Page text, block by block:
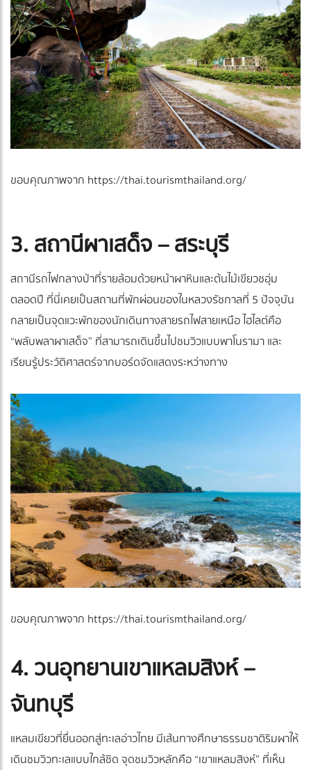
ขอบคุณภาพจาก https://thai.tourismthailand.org/
3. สถานีผาเสด็จ – สระบุรี
สถานีรถไฟกลางป่าที่รายล้อมด้วยหน้าผาหินและต้นไม้เขียวชอุ่ม
ตลอดปี ที่นี่เคยเป็นสถานที่พักผ่อนของในหลวงรัชกาลที่ 5 ปัจจุบัน
กลายเป็นจุดแวะพักของนักเดินทางสายรถไฟสายเหนือ ไฮไลต์คือ
“พลับพลาผาเสด็จ” ที่สามารถเดินขึ้นไปชมวิวแบบพาโนรามา และ
เรียนรู้ประวัติศาสตร์จากบอร์ดจัดแสดงระหว่างทาง
ขอบคุณภาพจาก https://thai.tourismthailand.org/
4. วนอุทยานเขาแหลมสิงห์ –
จันทบุรี
แหลมเขียวที่ยื่นออกสู่ทะเลอ่าวไทย มีเส้นทางศึกษาธรรมชาติริมผาให้
เดินชมวิวทะเลแบบใกล้ชิด จุดชมวิวหลักคือ “เขาแหลมสิงห์” ที่เห็น